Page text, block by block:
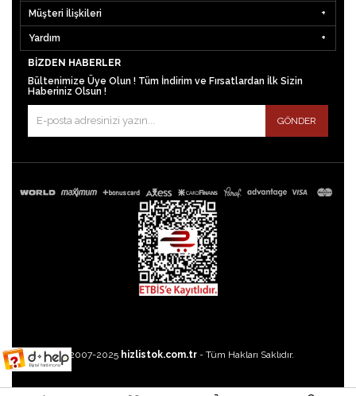
Müşteri İlişkileri
Yardım
BIZDEN HABERLER
Bültenimize Üye Olun ! Tüm İndirim ve Fırsatlardan İlk Sizin
Haberiniz Olsun !
GÖNDER
©2007-2025 hizlistok.com.tr - Tüm Hakları Saklıdır.